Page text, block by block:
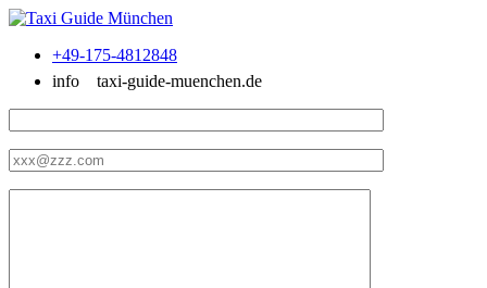
+49-175-4812848
info
taxi-guide-muenchen.de